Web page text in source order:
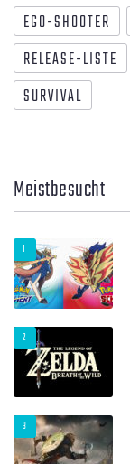
EGO-SHOOTER
RELEASE-LISTE
SURVIVAL
Meistbesucht